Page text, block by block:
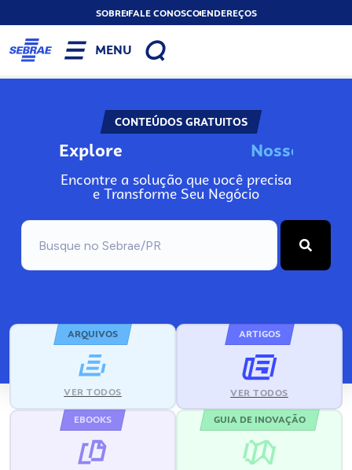
SOBREFALE CONOSCOENDEREÇOS
MENU
CONTEÚDOS GRATUITOS
Explore Nos
Encontre a solução que você precisa
e Transforme Seu Negócio
ARQUIVOS
VER TODOS
ARTIGOS
VER TODOS
EBOOKS GUIA DE INOVAÇÃO